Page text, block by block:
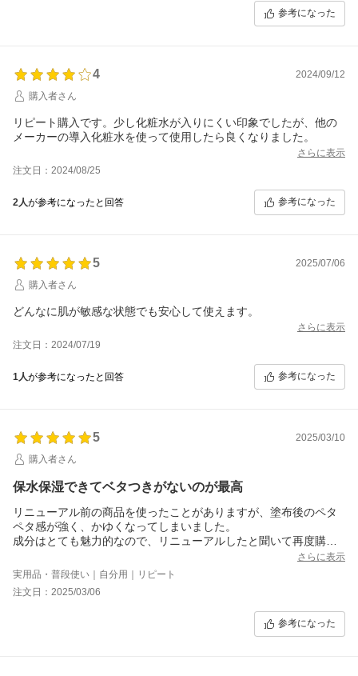
参考になった
4
2024/09/12
購入者さん
リピート購入です。少し化粧水が入りにくい印象でしたが、他の
メーカーの導入化粧水を使って使用したら良くなりました。
さらに表示
注文日：2024/08/25
2人が参考になったと回答 参考になった
5
2025/07/06
購入者さん
どんなに肌が敏感な状態でも安心して使えます。
さらに表示
注文日：2024/07/19
1人が参考になったと回答 参考になった
5
2025/03/10
購入者さん
保水保湿できてベタつきがないのが最高
リニューアル前の商品を使ったことがありますが、塗布後のペタ
ペタ感が強く、かゆくなってしまいました。
成分はとても魅力的なので、リニューアルしたと聞いて再度購
今回の物はとても使用感が良かったです！
ペタペタ感がほとんどなくなり、シャバシャバすぎず油膜感もな
い好みのテクスチャーでした。
一番良かったのが、「保水」「保湿」両方しっかりできること！
さらに表示
実用品・普段使い｜自分用｜リピート
注文日：2025/03/06
参考になった